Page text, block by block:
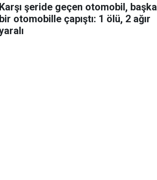
Karşı şeride geçen otomobil, başka
bir otomobille çapıştı: 1 ölü, 2 ağır